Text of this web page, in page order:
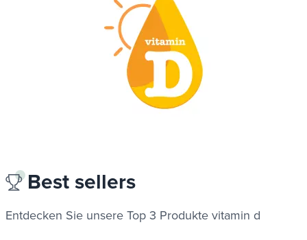
Best sellers
Entdecken Sie unsere Top 3 Produkte vitamin d